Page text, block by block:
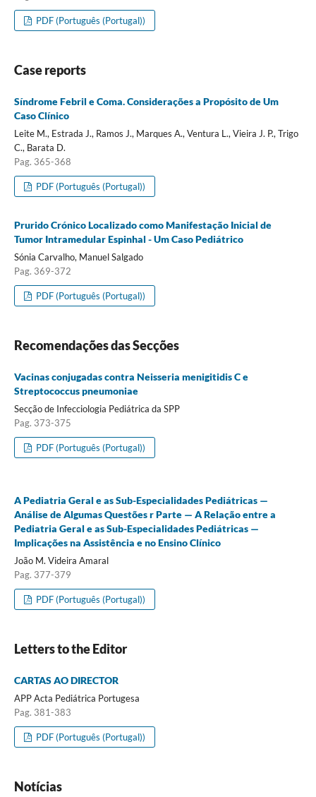
PDF (Português (Portugal))
Case reports
Síndrome Febril e Coma. Considerações a Propósito de Um
Caso Clínico
Leite M., Estrada J., Ramos J., Marques A., Ventura L., Vieira J. P., Trigo
C., Barata D.
Pag. 365-368
PDF (Português (Portugal))
Prurido Crónico Localizado como Manifestação Inicial de
Tumor Intramedular Espinhal - Um Caso Pediátrico
Sónia Carvalho, Manuel Salgado
Pag. 369-372
PDF (Português (Portugal))
Recomendações das Secções
Vacinas conjugadas contra Neisseria menigitidis C e
Streptococcus pneumoniae
Secção de Infecciologia Pediátrica da SPP
Pag. 373-375
PDF (Português (Portugal))
A Pediatria Geral e as Sub-Especialidades Pediátricas —
Análise de Algumas Questões r Parte — A Relação entre a
Pediatria Geral e as Sub-Especialidades Pediátricas —
Implicações na Assistência e no Ensino Clínico
João M. Videira Amaral
Pag. 377-379
PDF (Português (Portugal))
Letters to the Editor
CARTAS AO DIRECTOR
APP Acta Pediátrica Portugesa
Pag. 381-383
PDF (Português (Portugal))
Notícias